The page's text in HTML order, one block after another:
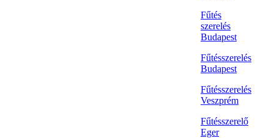
Fűtés
szerelés
Budapest
Fűtésszerelés
Budapest
Fűtésszerelés
Veszprém
Fűtésszerelő
Eger